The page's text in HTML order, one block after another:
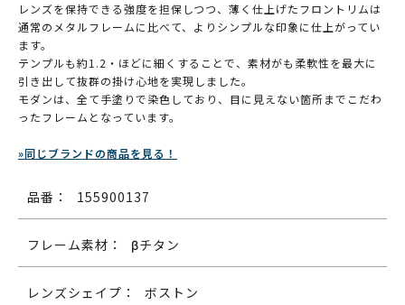
レンズを保持できる強度を担保しつつ、薄く仕上げたフロントリムは
通常のメタルフレームに比べて、よりシンプルな印象に仕上がってい
ます。
テンプルも約1.2・ほどに細くすることで、素材がも柔軟性を最大に
引き出して抜群の掛け心地を実現しました。
モダンは、全て手塗りで染色しており、目に見えない箇所までこだわ
ったフレームとなっています。
»同じブランドの商品を見る！
品番： 155900137
フレーム素材： βチタン
レンズシェイプ： ボストン